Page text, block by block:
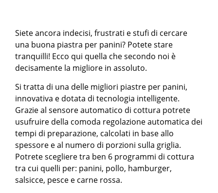
Siete ancora indecisi, frustrati e stufi di cercare
una buona piastra per panini? Potete stare
tranquilli! Ecco qui quella che secondo noi è
decisamente la migliore in assoluto.
Si tratta di una delle migliori piastre per panini,
innovativa e dotata di tecnologia intelligente.
Grazie al sensore automatico di cottura potrete
usufruire della comoda regolazione automatica dei
tempi di preparazione, calcolati in base allo
spessore e al numero di porzioni sulla griglia.
Potrete scegliere tra ben 6 programmi di cottura
tra cui quelli per: panini, pollo, hamburger,
salsicce, pesce e carne rossa.